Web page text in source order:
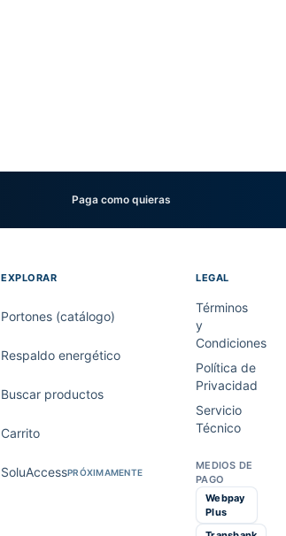
Paga como quieras
EXPLORAR
Portones (catálogo)
Respaldo energético
Buscar productos
Carrito
SoluAccessPRÓXIMAMENTE
LEGAL
Términos
y
Condiciones
Política de
Privacidad
Servicio
Técnico
MEDIOS DE
PAGO
Webpay
Plus